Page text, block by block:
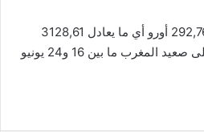
وتم تحديد سعر الاكتتاب في 292,76 أورو أي ما يعادل 3128,61
درهما، وتمتد فترة الاكتتاب على صعيد المغرب ما بين 16 و24 يونيو